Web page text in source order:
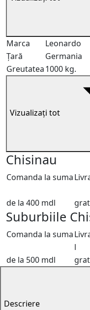
Marca
Leonardo
Țară
Germania
Greutatea1000 kg.
Vizualizați tot
Chisinau
Comanda la suma
de la 400 mdl
Suburbiile
Comanda la suma
l
de la 500 mdl
Descriere